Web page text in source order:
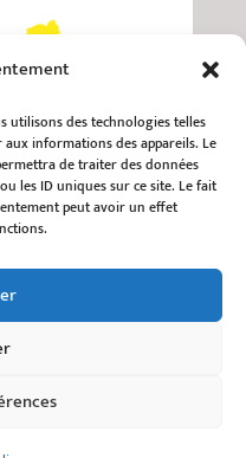
utilisons des technologies telles
informations des appareils. Le
de traiter des données
les ID uniques sur ce site. Le fait
peut avoir un effet